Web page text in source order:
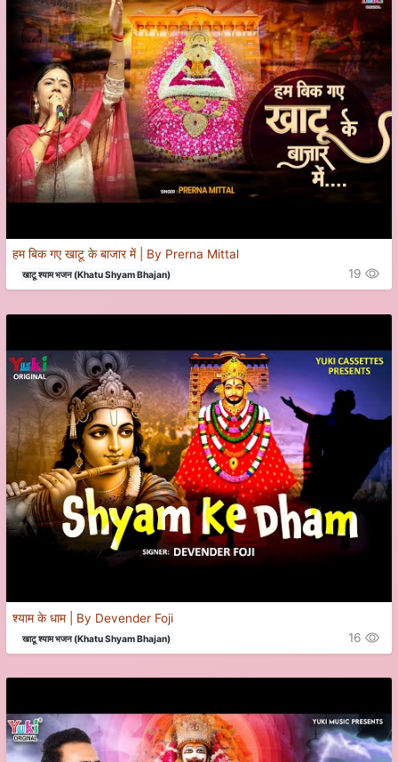
हम बिक गए खाटू के बाजार में | By Prerna Mittal
खाटू श्याम भजन (Khatu Shyam Bhajan) 19
श्याम के धाम | By Devender Foji
खाटू श्याम भजन (Khatu Shyam Bhajan) 16